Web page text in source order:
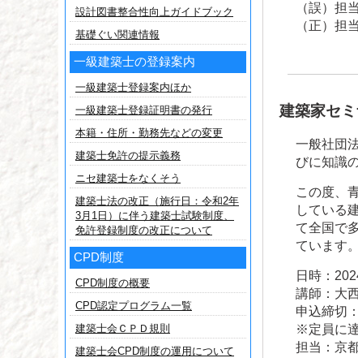
（誤）担
（正）担
建築家セ
一般社団
びに知識
この度、
している
て全国で
ています。
日時：
講師：大
申込締切
※定員に
担当：京
設計図書整合性向上ガイドブック
基礎ぐい関連情報
一級建築士の登録案内
一級建築士登録案内ほか
一級建築士登録証明書の発行
本籍・住所・勤務先などの変更
建築士免許の提示義務
ニセ建築士をなくそう
建築士法の改正（施行日：令和2年
3月1日）に伴う建築士試験制度、
免許登録制度の改正について
CPD制度
CPD制度の概要
CPD認定プログラム一覧
建築士会ＣＰＤ規則
建築士会CPD制度の運用について